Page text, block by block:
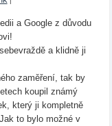
a Google z důvodu
a klidně ji
zaměření, tak by
koupil známý
který ji kompletně
to bylo možné v